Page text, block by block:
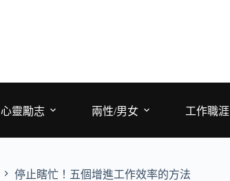
心靈勵志 兩性/男女 工作職涯
停止瞎忙！五個增進工作效率的方法